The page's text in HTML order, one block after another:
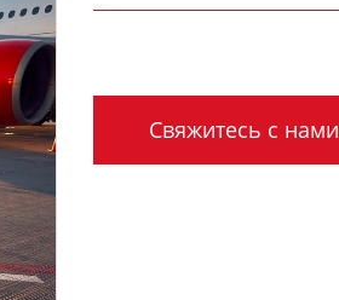
Свяжитесь с нами